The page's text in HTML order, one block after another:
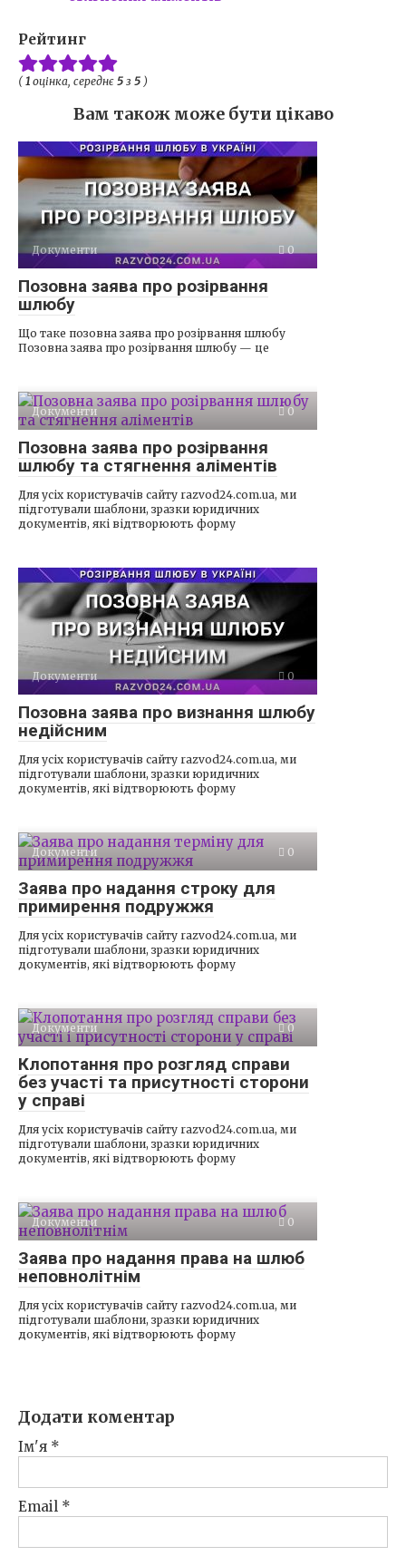
Рейтинг
( 1 оцінка, середнє 5 з 5 )
Вам також може бути цікаво
Документи 0
Позовна заява про розірвання
шлюбу
Що таке позовна заява про розірвання шлюбу
Позовна заява про розірвання шлюбу — це
Документи 0
Позовна заява про розірвання
шлюбу та стягнення аліментів
Для усіх користувачів сайту razvod24.com.ua, ми
підготували шаблони, зразки юридичних
документів, які відтворюють форму
Документи 0
Позовна заява про визнання шлюбу
недійсним
Для усіх користувачів сайту razvod24.com.ua, ми
підготували шаблони, зразки юридичних
документів, які відтворюють форму
Документи 0
Заява про надання строку для
примирення подружжя
Для усіх користувачів сайту razvod24.com.ua, ми
підготували шаблони, зразки юридичних
документів, які відтворюють форму
Документи 0
Клопотання про розгляд справи
без участі та присутності сторони
у справі
Для усіх користувачів сайту razvod24.com.ua, ми
підготували шаблони, зразки юридичних
документів, які відтворюють форму
Документи 0
Заява про надання права на шлюб
неповнолітнім
Для усіх користувачів сайту razvod24.com.ua, ми
підготували шаблони, зразки юридичних
документів, які відтворюють форму
Додати коментар
Ім'я *
Email *